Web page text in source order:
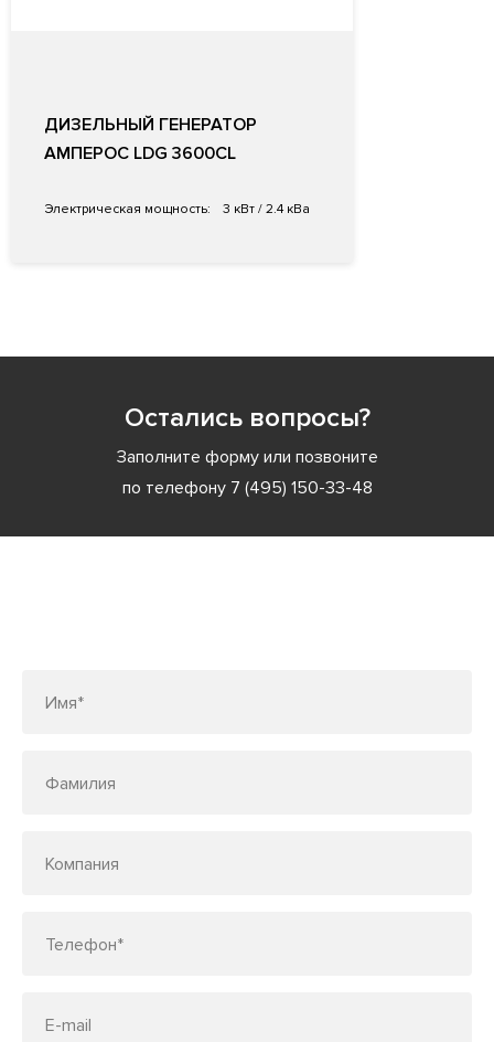
ДИЗЕЛЬНЫЙ ГЕНЕРАТОР
АМПЕРОС LDG 3600CL
Электрическая мощность: 3 кВт / 2.4 кВа
Остались вопросы?
Заполните форму или позвоните
по телефону 7 (495) 150-33-48
Имя*
Фамилия
Компания
Телефон*
E-mail